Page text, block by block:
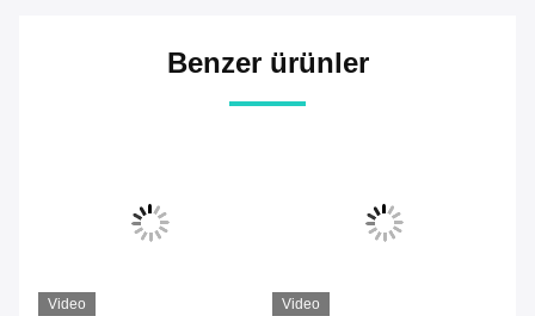
Benzer ürünler
Video Video